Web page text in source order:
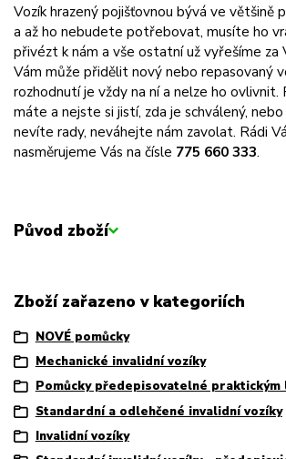
Vozík hrazený pojišťovnou bývá ve většině
a až ho nebudete potřebovat, musíte ho
přivézt k nám a vše ostatní už vyřešíme za
Vám může přidělit nový nebo repasovaný
rozhodnutí je vždy na ní a nelze ho ovlivnit.
máte a nejste si jistí, zda je schválený,
nevíte rady, neváhejte nám zavolat. Rádi
nasměrujeme Vás na čísle 775 660 333.
Původ zboží
Zboží zařazeno v kategoriích
NOVÉ pomůcky
Mechanické invalidní vozíky
Pomůcky předepisovatelné praktickým
Standardní a odlehčené invalidní vozíky
Invalidní vozíky